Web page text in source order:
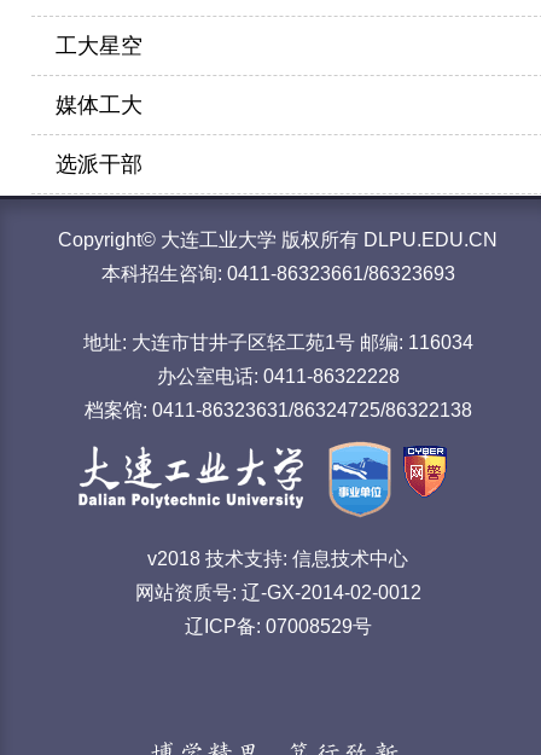
工大星空
媒体工大
选派干部
Copyright© 大连工业大学 版权所有 DLPU.EDU.CN
本科招生咨询: 0411-86323661/86323693
地址: 大连市甘井子区轻工苑1号 邮编: 116034
办公室电话: 0411-86322228
档案馆: 0411-86323631/86324725/86322138
v2018 技术支持: 信息技术中心
网站资质号: 辽-GX-2014-02-0012
辽ICP备: 07008529号